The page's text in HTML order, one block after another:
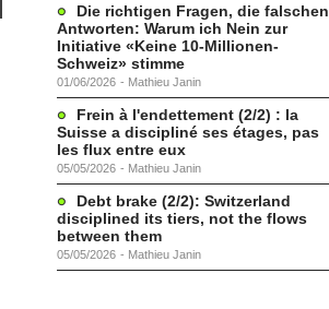
Die richtigen Fragen, die falschen
Antworten: Warum ich Nein zur
Initiative «Keine 10-Millionen-
Schweiz» stimme
01/06/2026 - Mathieu Janin
Frein à l'endettement (2/2) : la
Suisse a discipliné ses étages, pas
les flux entre eux
05/05/2026 - Mathieu Janin
Debt brake (2/2): Switzerland
disciplined its tiers, not the flows
between them
05/05/2026 - Mathieu Janin